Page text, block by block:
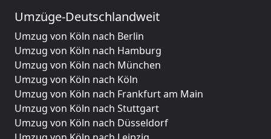
Umzüge-Deutschlandweit
Umzug von Köln nach Berlin
Umzug von Köln nach Hamburg
Umzug von Köln nach München
Umzug von Köln nach Köln
Umzug von Köln nach Frankfurt am Main
Umzug von Köln nach Stuttgart
Umzug von Köln nach Düsseldorf